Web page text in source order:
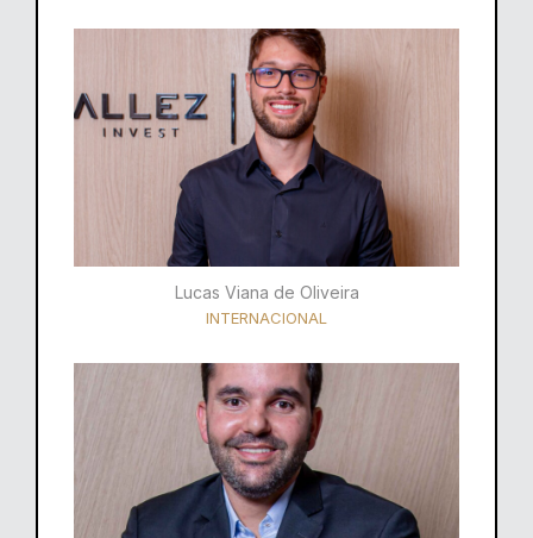
Lucas Viana de Oliveira
INTERNACIONAL